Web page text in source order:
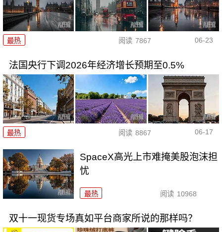
最热 阅读 7867 06-23
法国央行下调2026年经济增长预期至0.5%
最热 阅读 8867 06-17
SpaceX高光上市难掩美股泡沫担
忧
最热 阅读 10968
双十一现货专场真如平台商家所说的那样吗？